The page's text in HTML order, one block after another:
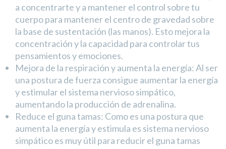
a concentrarte y a mantener el control sobre tu
cuerpo para mantener el centro de gravedad sobre
la base de sustentación (las manos). Esto mejora la
concentración y la capacidad para controlar tus
pensamientos y emociones.
Mejora de la respiración y aumenta la energía: Al ser
una postura de fuerza consigue aumentar la energía
y estimular el sistema nervioso simpático,
aumentando la producción de adrenalina.
Reduce el guna tamas: Como es una postura que
aumenta la energía y estimula es sistema nervioso
simpático es muy útil para reducir el guna tamas